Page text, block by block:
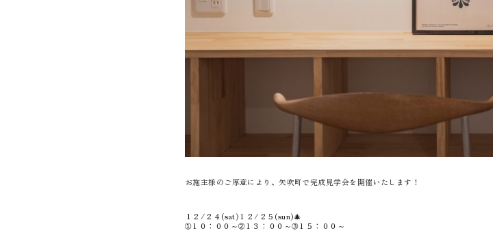
お施主様のご厚意により、矢吹町で完成見学会を開催いたします！
１２/２４(sat)１２/２５(sun)🎄
➀１０：００～➁１３：００～➂１５：００～